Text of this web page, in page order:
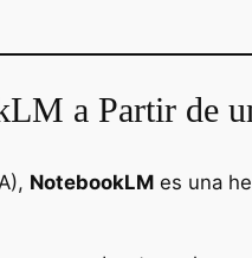
a Partir de
NotebookLM es una